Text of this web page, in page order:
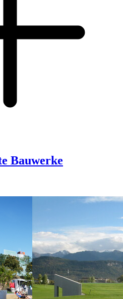
Bauwerke